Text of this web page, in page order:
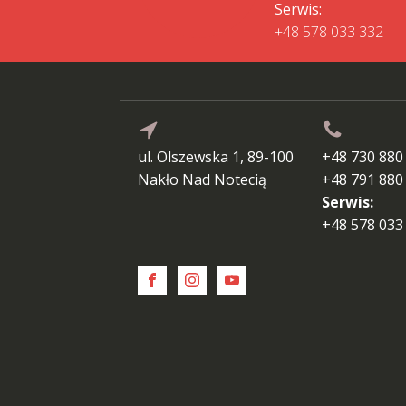
Serwis:
+48 578 033 332
ul. Olszewska 1, 89-100
Nakło Nad Notecią
+48 730
+48 791
Serwis:
+48 578